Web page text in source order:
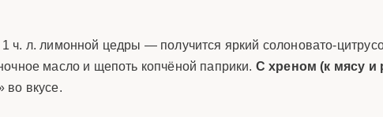
ч. л. лимонной цедры — получится яркий солоновато-
масло и щепоть копчёной паприки. С хреном (к мясу и
во вкусе.